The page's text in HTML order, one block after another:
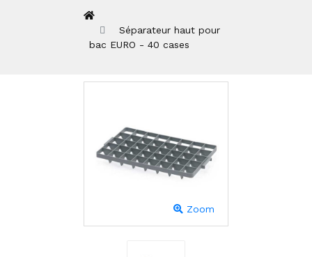
Séparateur haut pour
bac EURO - 40 cases
Zoom